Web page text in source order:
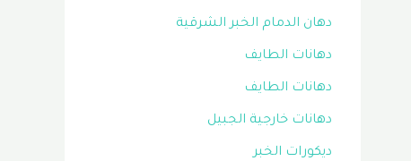
دهان الدمام الخبر الشرقية
دهانات الطايف
دهانات الطايف
دهانات خارجية الجبيل
ديكورات الخبر